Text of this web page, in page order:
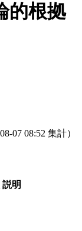
的根拠
07 08:52 集計）
説明